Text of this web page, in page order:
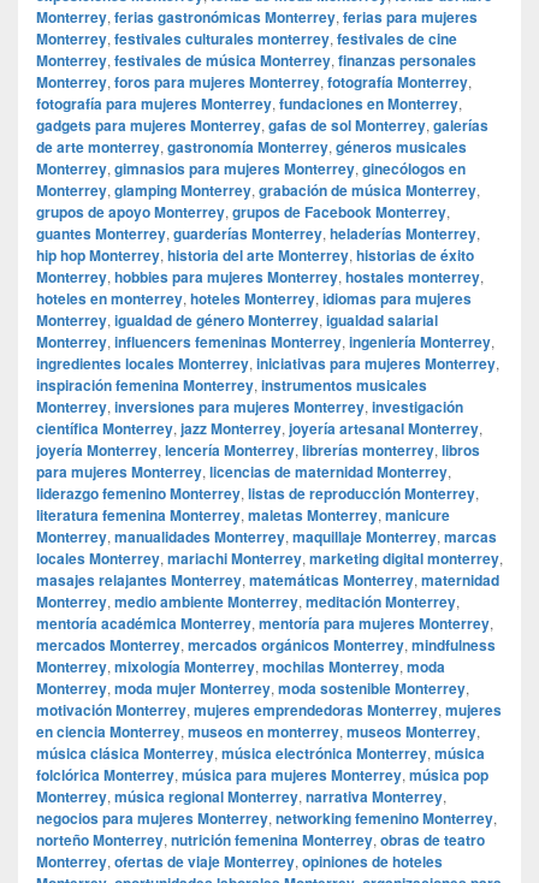
Monterrey, ferias gastronómicas Monterrey, ferias para mujeres
Monterrey, festivales culturales monterrey, festivales de cine
Monterrey, festivales de música Monterrey, finanzas personales
Monterrey, foros para mujeres Monterrey, fotografía Monterrey,
fotografía para mujeres Monterrey, fundaciones en Monterrey,
gadgets para mujeres Monterrey, gafas de sol Monterrey, galerías
de arte monterrey, gastronomía Monterrey, géneros musicales
Monterrey, gimnasios para mujeres Monterrey, ginecólogos en
Monterrey, glamping Monterrey, grabación de música Monterrey,
grupos de apoyo Monterrey, grupos de Facebook Monterrey,
guantes Monterrey, guarderías Monterrey, heladerías Monterrey,
hip hop Monterrey, historia del arte Monterrey, historias de éxito
Monterrey, hobbies para mujeres Monterrey, hostales monterrey,
hoteles en monterrey, hoteles Monterrey, idiomas para mujeres
Monterrey, igualdad de género Monterrey, igualdad salarial
Monterrey, influencers femeninas Monterrey, ingeniería Monterrey,
ingredientes locales Monterrey, iniciativas para mujeres Monterrey,
inspiración femenina Monterrey, instrumentos musicales
Monterrey, inversiones para mujeres Monterrey, investigación
científica Monterrey, jazz Monterrey, joyería artesanal Monterrey,
joyería Monterrey, lencería Monterrey, librerías monterrey, libros
para mujeres Monterrey, licencias de maternidad Monterrey,
liderazgo femenino Monterrey, listas de reproducción Monterrey,
literatura femenina Monterrey, maletas Monterrey, manicure
Monterrey, manualidades Monterrey, maquillaje Monterrey, marcas
locales Monterrey, mariachi Monterrey, marketing digital monterrey,
masajes relajantes Monterrey, matemáticas Monterrey, maternidad
Monterrey, medio ambiente Monterrey, meditación Monterrey,
mentoría académica Monterrey, mentoría para mujeres Monterrey,
mercados Monterrey, mercados orgánicos Monterrey, mindfulness
Monterrey, mixología Monterrey, mochilas Monterrey, moda
Monterrey, moda mujer Monterrey, moda sostenible Monterrey,
motivación Monterrey, mujeres emprendedoras Monterrey, mujeres
en ciencia Monterrey, museos en monterrey, museos Monterrey,
música clásica Monterrey, música electrónica Monterrey, música
folclórica Monterrey, música para mujeres Monterrey, música pop
Monterrey, música regional Monterrey, narrativa Monterrey,
negocios para mujeres Monterrey, networking femenino Monterrey,
norteño Monterrey, nutrición femenina Monterrey, obras de teatro
Monterrey, ofertas de viaje Monterrey, opiniones de hoteles